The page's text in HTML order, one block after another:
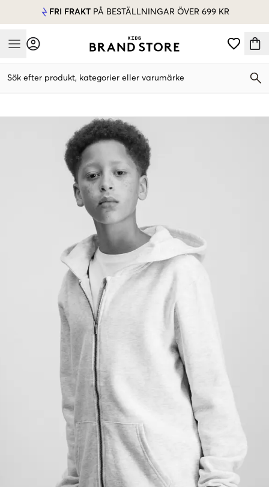
FRI FRAKT PÅ BESTÄLLNINGAR ÖVER 699 KR
Mobile Menu
Sök efter produkt, kategorier eller varumärke